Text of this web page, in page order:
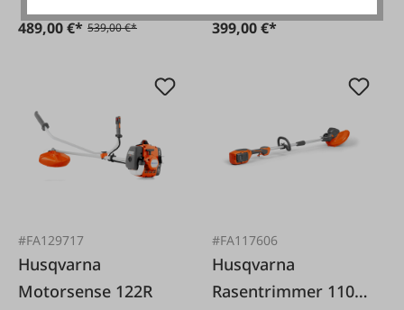
489,00 €* 539,00 €* 399,00 €*
#FA129717
Husqvarna
Motorsense 122R
#FA117606
Husqvarna
Rasentrimmer 110iL